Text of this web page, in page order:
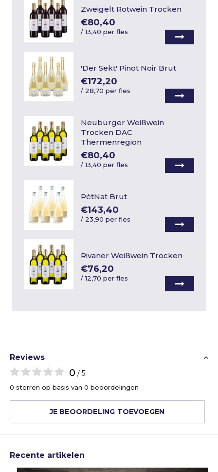
Zweigelt Rotwein Trocken
€80,40
/13,40 per fles
'Der Sekt' Pinot Noir Brut
€172,20
/ 28,70 per fles
Neuburger Weißwein
Trocken DAC
Thermenregion
€80,40
/13,40 per fles
PétNat Brut
€143,40
/ 23,90 per fles
Rivaner Weißwein Trocken
€76,20
/12,70 per fles
Reviews
0 / 5
0 sterren op basis van 0 beoordelingen
JE BEOORDELING TOEVOEGEN
Recente artikelen